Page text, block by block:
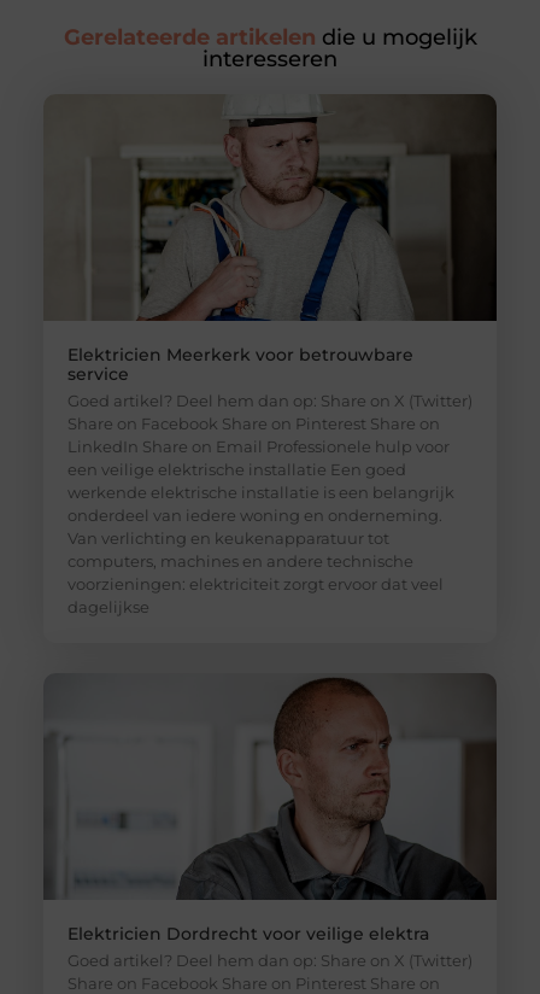
Gerelateerde artikelen die u mogelijk
interesseren
Elektricien Meerkerk voor betrouwbare
service
Goed artikel? Deel hem dan op: Share on X (Twitter)
Share on Facebook Share on Pinterest Share on
LinkedIn Share on Email Professionele hulp voor
een veilige elektrische installatie Een goed
werkende elektrische installatie is een belangrijk
onderdeel van iedere woning en onderneming.
Van verlichting en keukenapparatuur tot
computers, machines en andere technische
voorzieningen: elektriciteit zorgt ervoor dat veel
dagelijkse
Elektricien Dordrecht voor veilige elektra
Goed artikel? Deel hem dan op: Share on X (Twitter)
Share on Facebook Share on Pinterest Share on